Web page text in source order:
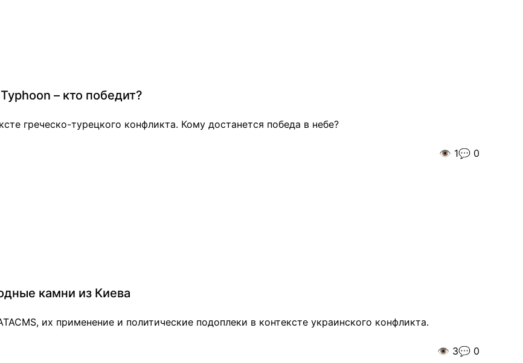
– кто победит?
греческо-турецкого конфликта. Кому достанется победа в небе?
👁️ 1💬 0
камни из Киева
их применение и политические подоплеки в контексте украинского конфликта.
👁️ 3💬 0